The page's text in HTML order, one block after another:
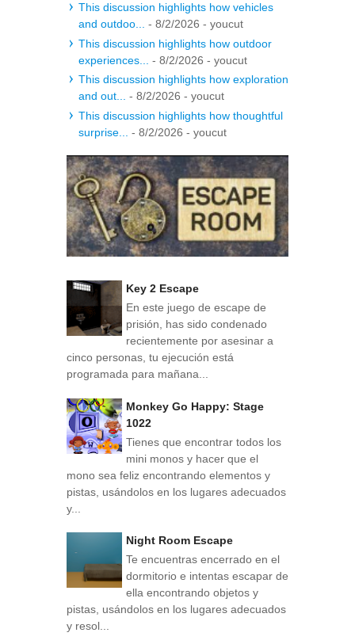
This discussion highlights how vehicles
and outdoo... - 8/2/2026 - youcut
This discussion highlights how outdoor
experiences...
- 8/2/2026 - youcut
This discussion highlights how exploration
and out... - 8/2/2026 - youcut
This discussion highlights how thoughtful
surprise...
- 8/2/2026 - youcut
Key 2 Escape
En este juego de escape de
prisión, has sido condenado
recientemente por asesinar a
cinco personas, tu ejecución está
programada para mañana...
Monkey Go Happy: Stage
1022
Tienes que encontrar todos los
mini monos y hacer que el
mono sea feliz encontrando elementos y
pistas, usándolos en los lugares adecuados
y...
Night Room Escape
Te encuentras encerrado en el
dormitorio e intentas escapar de
ella encontrando objetos y
pistas, usándolos en los lugares adecuados
y resol...